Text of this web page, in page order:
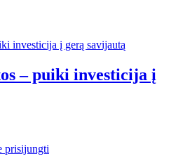
– puiki investicija į
prisijungti